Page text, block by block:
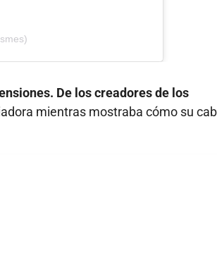
De los creadores de los
mientras mostraba cómo su